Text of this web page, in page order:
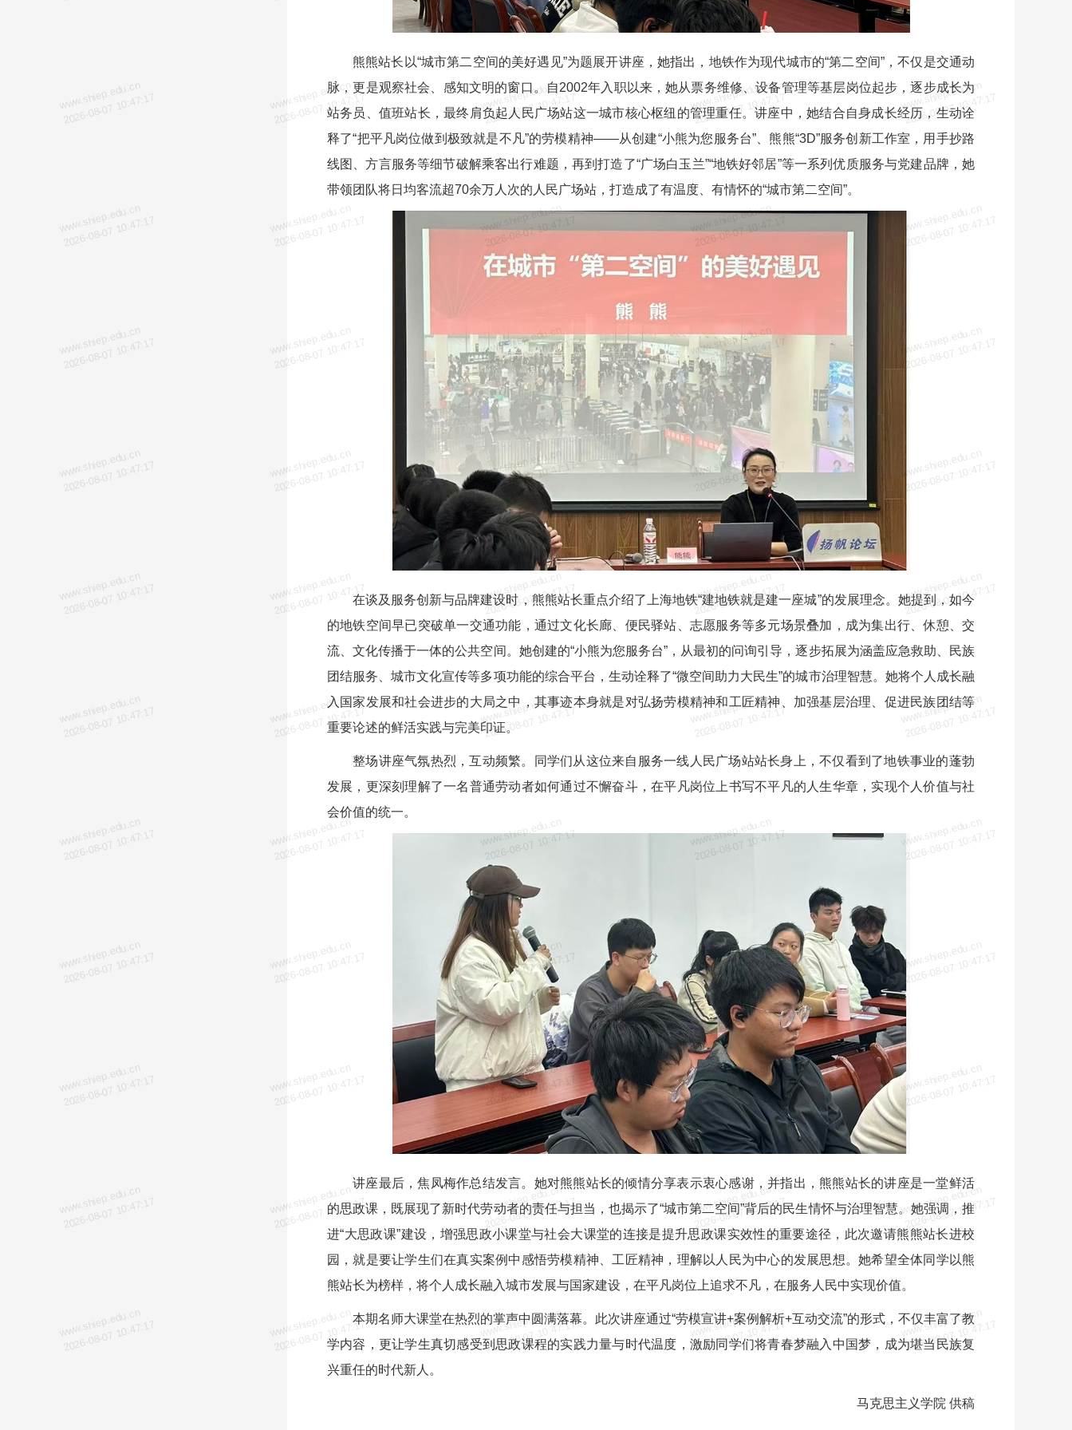
www.shiep.edu.cn
2026-08-07 10:47:17 www.shiep.edu.cn
2026-08-07 10:47:17 www.shiep.edu.cn
2026-08-07 10:47:17 www.shiep.edu.cn
2026-08-07 10:47:17 www.shiep.edu.cn
2026-08-07 10:47:17
www.shiep.edu.cn
2026-08-07 10:47:17 www.shiep.edu.cn
2026-08-07 10:47:17 www.shiep.edu.cn
2026-08-07 10:47:17 www.shiep.edu.cn
2026-08-07 10:47:17 www.shiep.edu.cn
2026-08-07 10:47:17
www.shiep.edu.cn
2026-08-07 10:47:17 www.shiep.edu.cn
2026-08-07 10:47:17 www.shiep.edu.cn
2026-08-07 10:47:17 www.shiep.edu.cn
2026-08-07 10:47:17 www.shiep.edu.cn
2026-08-07 10:47:17
www.shiep.edu.cn
2026-08-07 10:47:17 www.shiep.edu.cn
2026-08-07 10:47:17 www.shiep.edu.cn
2026-08-07 10:47:17 www.shiep.edu.cn
2026-08-07 10:47:17 www.shiep.edu.cn
2026-08-07 10:47:17
www.shiep.edu.cn
2026-08-07 10:47:17 www.shiep.edu.cn
2026-08-07 10:47:17 www.shiep.edu.cn
2026-08-07 10:47:17 www.shiep.edu.cn
2026-08-07 10:47:17 www.shiep.edu.cn
2026-08-07 10:47:17
www.shiep.edu.cn
2026-08-07 10:47:17 www.shiep.edu.cn
2026-08-07 10:47:17 www.shiep.edu.cn
2026-08-07 10:47:17 www.shiep.edu.cn
2026-08-07 10:47:17 www.shiep.edu.cn
2026-08-07 10:47:17
www.shiep.edu.cn
2026-08-07 10:47:17 www.shiep.edu.cn
2026-08-07 10:47:17 www.shiep.edu.cn
2026-08-07 10:47:17 www.shiep.edu.cn
2026-08-07 10:47:17 www.shiep.edu.cn
2026-08-07 10:47:17
www.shiep.edu.cn
2026-08-07 10:47:17 www.shiep.edu.cn
2026-08-07 10:47:17 www.shiep.edu.cn
2026-08-07 10:47:17 www.shiep.edu.cn
2026-08-07 10:47:17 www.shiep.edu.cn
2026-08-07 10:47:17
www.shiep.edu.cn
2026-08-07 10:47:17 www.shiep.edu.cn
2026-08-07 10:47:17 www.shiep.edu.cn
2026-08-07 10:47:17 www.shiep.edu.cn
2026-08-07 10:47:17 www.shiep.edu.cn
2026-08-07 10:47:17
www.shiep.edu.cn
2026-08-07 10:47:17 www.shiep.edu.cn
2026-08-07 10:47:17 www.shiep.edu.cn
2026-08-07 10:47:17 www.shiep.edu.cn
2026-08-07 10:47:17 www.shiep.edu.cn
2026-08-07 10:47:17
www.shiep.edu.cn
2026-08-07 10:47:17 www.shiep.edu.cn
2026-08-07 10:47:17 www.shiep.edu.cn
2026-08-07 10:47:17 www.shiep.edu.cn
2026-08-07 10:47:17 www.shiep.edu.cn
2026-08-07 10:47:17
熊熊站长以“城市第二空间的美好遇见”为题展开讲座，她指出，地铁作为现代城市的“第二空间”，不仅是交通动
脉，更是观察社会、感知文明的窗口。自2002年入职以来，她从票务维修、设备管理等基层岗位起步，逐步成长为
站务员、值班站长，最终肩负起人民广场站这一城市核心枢纽的管理重任。讲座中，她结合自身成长经历，生动诠
释了“把平凡岗位做到极致就是不凡”的劳模精神——从创建“小熊为您服务台”、熊熊“3D”服务创新工作室，用手抄路
线图、方言服务等细节破解乘客出行难题，再到打造了“广场白玉兰”“地铁好邻居”等一系列优质服务与党建品牌，她
带领团队将日均客流超70余万人次的人民广场站，打造成了有温度、有情怀的“城市第二空间”。
在谈及服务创新与品牌建设时，熊熊站长重点介绍了上海地铁“建地铁就是建一座城”的发展理念。她提到，如今
的地铁空间早已突破单一交通功能，通过文化长廊、便民驿站、志愿服务等多元场景叠加，成为集出行、休憩、交
流、文化传播于一体的公共空间。她创建的“小熊为您服务台”，从最初的问询引导，逐步拓展为涵盖应急救助、民族
团结服务、城市文化宣传等多项功能的综合平台，生动诠释了“微空间助力大民生”的城市治理智慧。她将个人成长融
入国家发展和社会进步的大局之中，其事迹本身就是对弘扬劳模精神和工匠精神、加强基层治理、促进民族团结等
重要论述的鲜活实践与完美印证。
整场讲座气氛热烈，互动频繁。同学们从这位来自服务一线人民广场站站长身上，不仅看到了地铁事业的蓬勃
发展，更深刻理解了一名普通劳动者如何通过不懈奋斗，在平凡岗位上书写不平凡的人生华章，实现个人价值与社
会价值的统一。
讲座最后，焦凤梅作总结发言。她对熊熊站长的倾情分享表示衷心感谢，并指出，熊熊站长的讲座是一堂鲜活
的思政课，既展现了新时代劳动者的责任与担当，也揭示了“城市第二空间”背后的民生情怀与治理智慧。她强调，推
进“大思政课”建设，增强思政小课堂与社会大课堂的连接是提升思政课实效性的重要途径，此次邀请熊熊站长进校
园，就是要让学生们在真实案例中感悟劳模精神、工匠精神，理解以人民为中心的发展思想。她希望全体同学以熊
熊站长为榜样，将个人成长融入城市发展与国家建设，在平凡岗位上追求不凡，在服务人民中实现价值。
本期名师大课堂在热烈的掌声中圆满落幕。此次讲座通过“劳模宣讲+案例解析+互动交流”的形式，不仅丰富了教
学内容，更让学生真切感受到思政课程的实践力量与时代温度，激励同学们将青春梦融入中国梦，成为堪当民族复
兴重任的时代新人。
马克思主义学院 供稿